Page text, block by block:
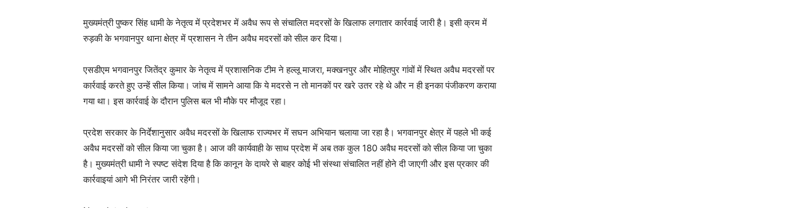
मुख्यमंत्री पुष्कर सिंह धामी के नेतृत्व में प्रदेशभर में अवैध रूप से संचालित मदरसों के खिलाफ लगातार कार्रवाई जारी है। इसी क्रम में
रुड़की के भगवानपुर थाना क्षेत्र में प्रशासन ने तीन अवैध मदरसों को सील कर दिया।
एसडीएम भगवानपुर जितेंद्र कुमार के नेतृत्व में प्रशासनिक टीम ने हल्लू माजरा, मक्खनपुर और मोहितपुर गांवों में स्थित अवैध मदरसों पर
कार्रवाई करते हुए उन्हें सील किया। जांच में सामने आया कि ये मदरसे न तो मानकों पर खरे उतर रहे थे और न ही इनका पंजीकरण कराया
गया था। इस कार्रवाई के दौरान पुलिस बल भी मौके पर मौजूद रहा।
प्रदेश सरकार के निर्देशानुसार अवैध मदरसों के खिलाफ राज्यभर में सघन अभियान चलाया जा रहा है। भगवानपुर क्षेत्र में पहले भी कई
अवैध मदरसों को सील किया जा चुका है। आज की कार्यवाही के साथ प्रदेश में अब तक कुल 180 अवैध मदरसों को सील किया जा चुका
है। मुख्यमंत्री धामी ने स्पष्ट संदेश दिया है कि कानून के दायरे से बाहर कोई भी संस्था संचालित नहीं होने दी जाएगी और इस प्रकार की
कार्रवाइयां आगे भी निरंतर जारी रहेंगी।